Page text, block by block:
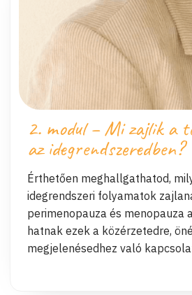
2. modul – Mi zajlik a
az idegrendszeredben?
Érthetően meghallgathatod,
idegrendszeri folyamatok
perimenopauza és menopauza
hatnak ezek a közérzetedre,
megjelenésedhez való